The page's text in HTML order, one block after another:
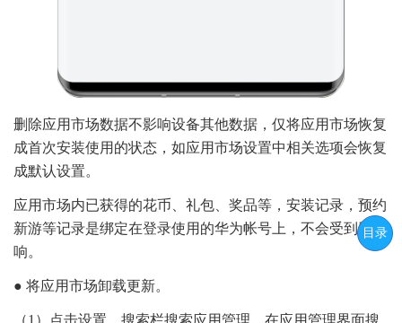
删除应用市场数据不影响设备其他数据，仅将应用市场恢复
成首次安装使用的状态，如应用市场设置中相关选项会恢复
成默认设置。
应用市场内已获得的花币、礼包、奖品等，安装记录，预约
新游等记录是绑定在登录使用的华为帐号上，不会受到影
响。
● 将应用市场卸载更新。
（1）点击设置，搜索栏搜索应用管理，在应用管理界面搜
目录